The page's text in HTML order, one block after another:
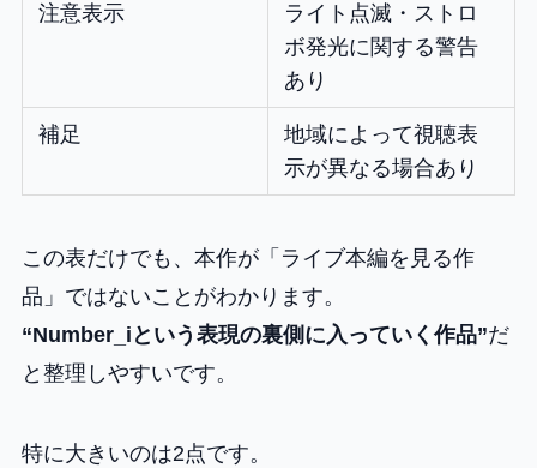
注意表示
ライト点滅・ストロ
ボ発光に関する警告
あり
補足
地域によって視聴表
示が異なる場合あり
この表だけでも、本作が「ライブ本編を見る作
品」ではないことがわかります。
“Number_iという表現の裏側に入っていく作品”だ
と整理しやすいです。
特に大きいのは2点です。